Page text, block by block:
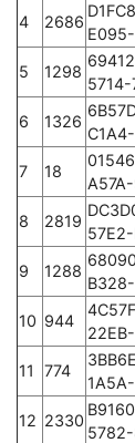
4
2686
5
1298
6
1326
7
18
8
2819
9
1288
10 944
11
774
12 2330
5782-